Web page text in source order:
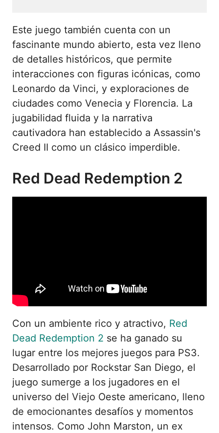
Este juego también cuenta con un
fascinante mundo abierto, esta vez lleno
de detalles históricos, que permite
interacciones con figuras icónicas, como
Leonardo da Vinci, y exploraciones de
ciudades como Venecia y Florencia. La
jugabilidad fluida y la narrativa
cautivadora han establecido a Assassin's
Creed II como un clásico imperdible.
Red Dead Redemption 2
Con un ambiente rico y atractivo, Red
Dead Redemption 2 se ha ganado su
lugar entre los mejores juegos para PS3.
Desarrollado por Rockstar San Diego, el
juego sumerge a los jugadores en el
universo del Viejo Oeste americano, lleno
de emocionantes desafíos y momentos
intensos. Como John Marston, un ex